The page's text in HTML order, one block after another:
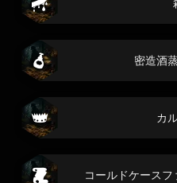
密造酒
カ
コールドケース